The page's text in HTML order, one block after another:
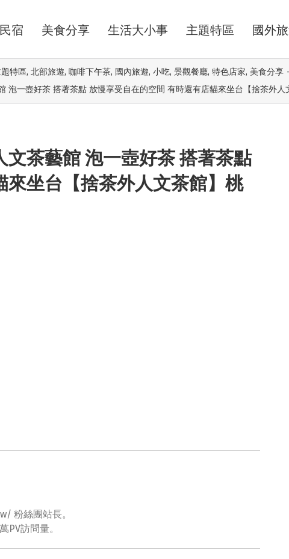
宿 美食分享 生活大小事 主題特區 國外
題特區, 北部旅遊, 咖啡下午茶, 國內旅遊, 小吃, 景觀餐廳, 特色店家, 美食分享
泡一壺好茶 搭著茶點 放慢享受自在的空間 有時還有店貓來坐台【捨茶外人
茶藝館 泡一壺好茶 搭著茶點
坐台【捨茶外人文茶館】桃
粉絲團站長。
PV訪問量。